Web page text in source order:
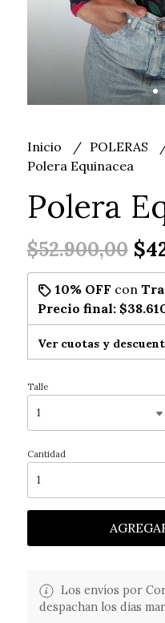
Inicio POLERAS
Polera Equinacea
Polera
$52.900,00
10% OFF con
Precio final:
Ver cuotas y
Talle
Cantidad
Los envíos por
despachan los dias